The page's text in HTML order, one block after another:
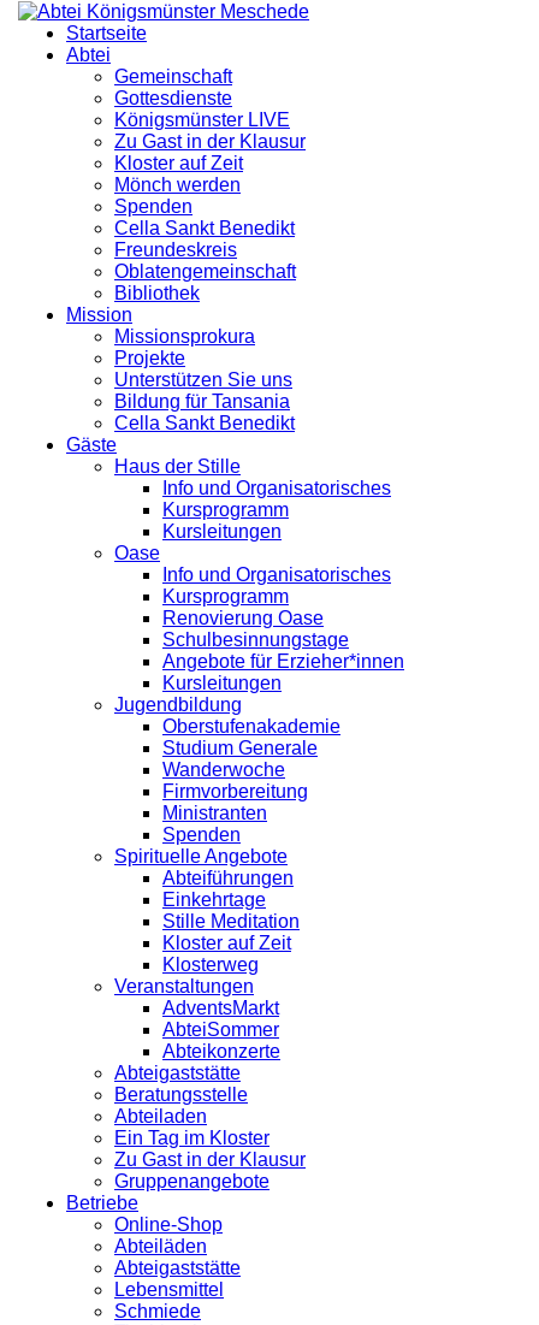
Startseite
Abtei
Gemeinschaft
Gottesdienste
Königsmünster LIVE
Zu Gast in der Klausur
Kloster auf Zeit
Mönch werden
Spenden
Cella Sankt Benedikt
Freundeskreis
Oblatengemeinschaft
Bibliothek
Mission
Missionsprokura
Projekte
Unterstützen Sie uns
Bildung für Tansania
Cella Sankt Benedikt
Gäste
Haus der Stille
Info und Organisatorisches
Kursprogramm
Kursleitungen
Oase
Info und Organisatorisches
Kursprogramm
Renovierung Oase
Schulbesinnungstage
Angebote für Erzieher*innen
Kursleitungen
Jugendbildung
Oberstufenakademie
Studium Generale
Wanderwoche
Firmvorbereitung
Ministranten
Spenden
Spirituelle Angebote
Abteiführungen
Einkehrtage
Stille Meditation
Kloster auf Zeit
Klosterweg
Veranstaltungen
AdventsMarkt
AbteiSommer
Abteikonzerte
Abteigaststätte
Beratungsstelle
Abteiladen
Ein Tag im Kloster
Zu Gast in der Klausur
Gruppenangebote
Betriebe
Online-Shop
Abteiläden
Abteigaststätte
Lebensmittel
Schmiede